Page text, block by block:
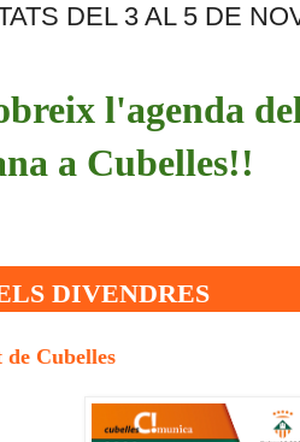
DEL 3 AL 5 DE
l'agenda
a Cubelles!!
DIVENDRES
Cubelles